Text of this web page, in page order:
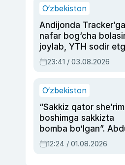
O‘zbekiston
Andijonda Tracker’ga
nafar bog‘cha
joylab, YTH sodir
ayolga sud hukmi
23:41 / 03.08.2026
O‘zbekiston
“Sakkiz qator she’rim
boshimga sakkizta
bomba bo‘lgan”.
Oripovni siyosiy
ayblovlardan asrab
12:24 / 01.08.2026